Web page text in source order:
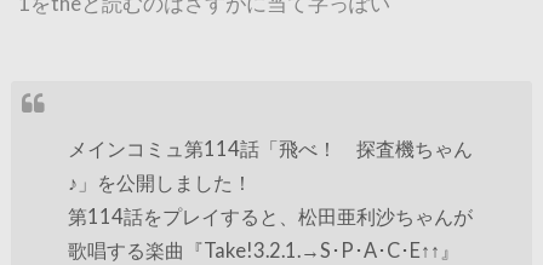
メインコミュ第114話「飛べ！ 探査機ちゃん
♪」を公開しました！
第114話をプレイすると、松田亜利沙ちゃんが
歌唱する楽曲『Take!3.2.1.→S･P･A･C･E↑↑』